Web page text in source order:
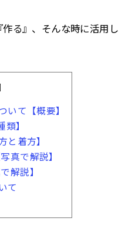
る』、そんな時に活用し
いて【概要】
類】
と着方】
真で解説】
解説】
て